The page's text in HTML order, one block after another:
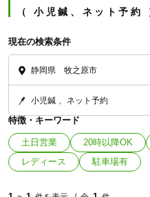
小児鍼、ネット予約
現在の検索条件
静岡県 牧之原市
小児鍼 ネット予約
特徴・キーワード
土日営業 20時以降OK
レディース
駐車場有
「健康にはりを見た」